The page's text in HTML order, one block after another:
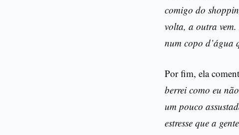
comigo do
volta, a outra
num copo d’água
Por fim, ela
berrei como eu
um pouco
estresse que a